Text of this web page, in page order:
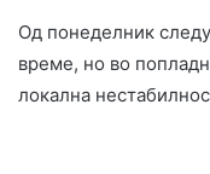
Од понеделник
време, но во
локална